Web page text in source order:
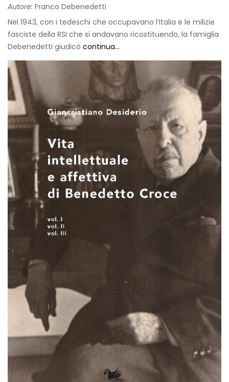
Autore: Franco Debenedetti
Nel 1943, con i tedeschi che occupavano l’Italia e le milizie
fasciste della RSI che si andavano ricostituendo, la famiglia
Debenedetti giudicò continua...